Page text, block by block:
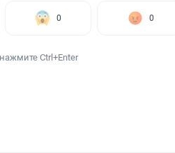
0 0
Ctrl+Enter